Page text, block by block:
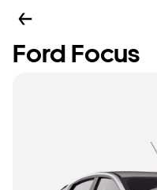
Ford Focus